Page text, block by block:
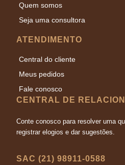
Quem somos
Seja uma consultora
ATENDIMENTO
Central do cliente
Meus pedidos
Fale conosco
CENTRAL DE
Conte conosco para resolver uma
registrar elogios e dar sugestões.
SAC (21) 98911-0588